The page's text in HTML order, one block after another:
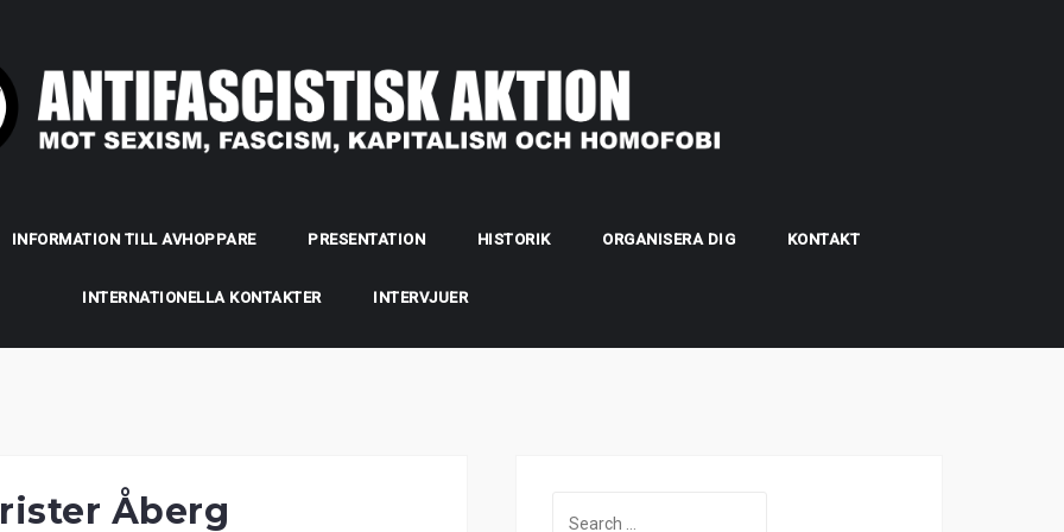
INFORMATION TILL AVHOPPARE PRESENTATION HISTORIK ORGANISERA DIG KONTAKT
INTERNATIONELLA KONTAKTER INTERVJUER
Åberg